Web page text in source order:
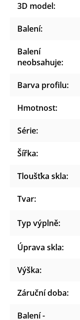
3D model:
Balení:
Balení
neobsahuje:
Barva profilu:
Hmotnost:
Série:
Šířka:
Tloušťka skla:
Tvar:
Typ výplně:
Úprava skla:
Výška:
Záruční doba:
Balení -